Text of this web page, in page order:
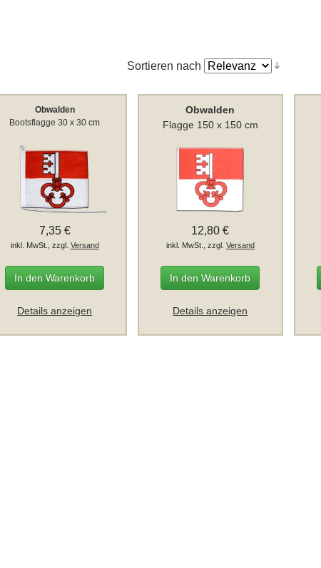
Sortieren nach
Obwalden
Bootsflagge 30 x 30 cm
7,35 €
inkl. MwSt., zzgl. Versand
In den Warenkorb
Details anzeigen
Obwalden
Flagge 150 x 150 cm
12,80 €
inkl. MwSt., zzgl. Versand
In den Warenkorb
Details anzeigen